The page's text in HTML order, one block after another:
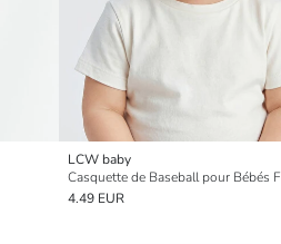
LCW baby
4.49 EUR